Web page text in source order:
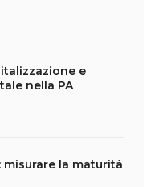
e
nella PA
misurare la maturità